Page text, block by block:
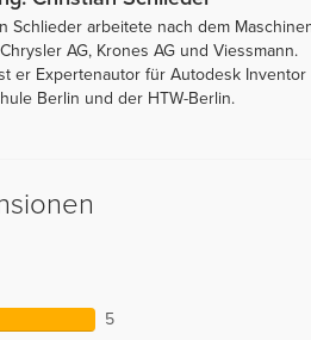
Schlieder arbeitete nach dem
AG, Krones AG und Viessmann.
er Expertenautor für Autodesk
Berlin und der HTW-Berlin.
5